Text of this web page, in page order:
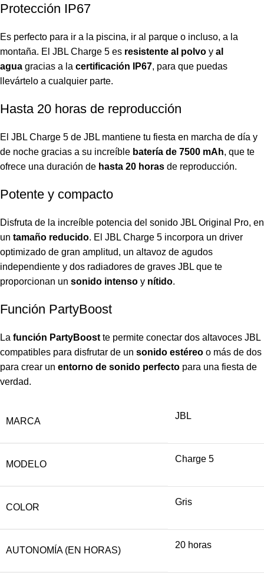
Protección IP67
Es perfecto para ir a la piscina, ir al parque o incluso, a la
montaña. El JBL Charge 5 es resistente al polvo y al
agua gracias a la certificación IP67, para que puedas
llevártelo a cualquier parte.
Hasta 20 horas de reproducción
El JBL Charge 5 de JBL mantiene tu fiesta en marcha de día y
de noche gracias a su increíble batería de 7500 mAh, que te
ofrece una duración de hasta 20 horas de reproducción.
Potente y compacto
Disfruta de la increíble potencia del sonido JBL Original Pro, en
un tamaño reducido. El JBL Charge 5 incorpora un driver
optimizado de gran amplitud, un altavoz de agudos
independiente y dos radiadores de graves JBL que te
proporcionan un sonido intenso y nítido.
Función PartyBoost
La función PartyBoost te permite conectar dos altavoces JBL
compatibles para disfrutar de un sonido estéreo o más de dos
para crear un entorno de sonido perfecto para una fiesta de
verdad.
MARCA
JBL
MODELO
Charge 5
COLOR
Gris
AUTONOMÍA (EN HORAS)
20 horas